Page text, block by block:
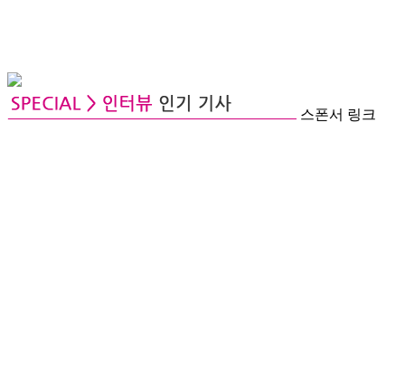
스폰서 링크